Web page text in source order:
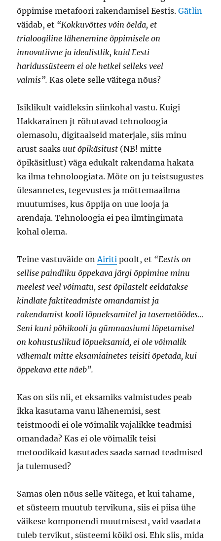
õppimise metafoori rakendamisel Eestis.Gätlin
väidab, et “Kokkuvõttes võin öelda, et
trialoogiline lähenemine õppimisele on
innovatiivne ja idealistlik, kuid Eesti
haridussüsteem ei ole hetkel selleks veel
valmis”.Kas olete selle väitega nõus?
Isiklikult vaidleksin siinkohal vastu. Kuigi
Hakkarainen jt rõhutavad tehnoloogia
olemasolu, digitaalseid materjale, siis minu
arust saaks uut õpikäsitust (NB! mitte
õpikäsitlust) väga edukalt rakendama hakata
ka ilma tehnoloogiata. Mõte on ju teistsugustes
ülesannetes, tegevustes ja mõttemaailma
muutumises, kus õppija on uue looja ja
arendaja. Tehnoloogia ei pea ilmtingimata
kohal olema.
Teine vastuväide onAiriti poolt, et “Eestis on
sellise paindliku õppekava järgi õppimine minu
meelest veel võimatu, sest õpilastelt eeldatakse
kindlate faktiteadmiste omandamist ja
rakendamist kooli lõpueksamitel ja tasemetöödes…
Seni kuni põhikooli ja gümnaasiumi lõpetamisel
on kohustuslikud lõpueksamid, ei ole võimalik
vähemalt mitte eksamiainetes teisiti õpetada, kui
õppekava ette näeb”.
Kas on siis nii, et eksamiks valmistudes peab
ikka kasutama vanu lähenemisi, sest
teistmoodi ei ole võimalik vajalikke teadmisi
omandada? Kas ei ole võimalik teisi
metoodikaid kasutades saada samad teadmised
ja tulemused?
Samas olen nõus selle väitega, et kui tahame,
et süsteem muutub tervikuna, siis ei piisa ühe
väikese komponendi muutmisest, vaid vaadata
tuleb tervikut, süsteemi kõiki osi. Ehk siis, mida